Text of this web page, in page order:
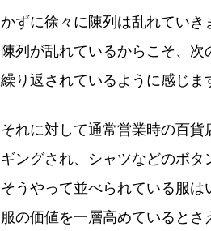
かずに徐々に陳列は乱れていき
陳列が乱れているからこそ、
繰り返されているように感じま
それに対して通常営業時の百
ギングされ、シャツなどのボタ
そうやって並べられている服
服の価値を一層高めているとさ